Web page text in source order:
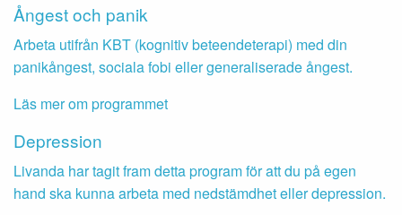
Ångest och panik
Arbeta utifrån KBT (kognitiv beteendeterapi) med din
panikångest, sociala fobi eller generaliserade ångest.
Läs mer om programmet
Depression
Livanda har tagit fram detta program för att du på egen
hand ska kunna arbeta med nedstämdhet eller depression.